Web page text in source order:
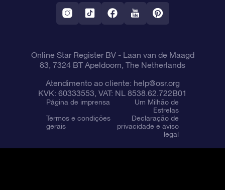
Aplicativo RV Fly me to the stars
Constelações
Online Star Register BV- Laan van de Maagd
83, 7324 BT Apeldoorn, The Netherlands
Atendimento ao cliente: help@osr.org
KVK: 60333553, VAT: NL 8538.62.722B01
Página de imprensa
Um Milhão de
Estrelas
Termos e condições
gerais
Declaração de
privacidade e aviso
legal